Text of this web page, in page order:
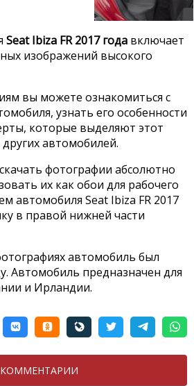
Seat Ibiza FR 2017 года включает
изображений высокого
вы можете ознакомиться с
узнать его особенности
которые выделяют этот
автомобилей.
фотографии абсолютно
их как обои для рабочего
автомобиля Seat Ibiza FR 2017
в правой нижней части
автомобиль был
Автомобиль предназначен для
и Ирландии.
КОММЕНТАРИИ